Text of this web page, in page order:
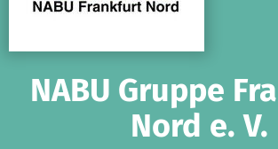
NABU Gruppe
Nord e. V.